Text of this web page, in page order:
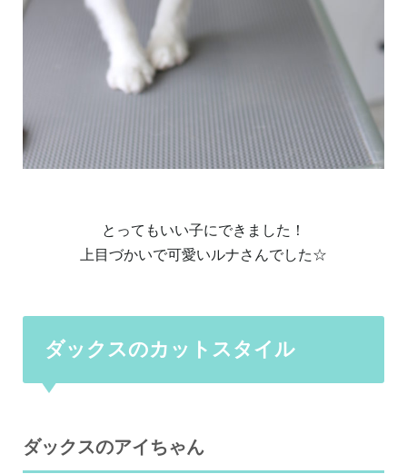
とってもいい子にできました！
上目づかいで可愛いルナさんでした☆
ダックスのカットスタイル
ダックスのアイちゃん